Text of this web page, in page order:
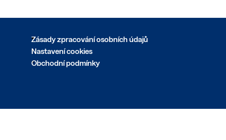
Zásady zpracování osobních údajů
Nastavení cookies
Obchodní podmínky